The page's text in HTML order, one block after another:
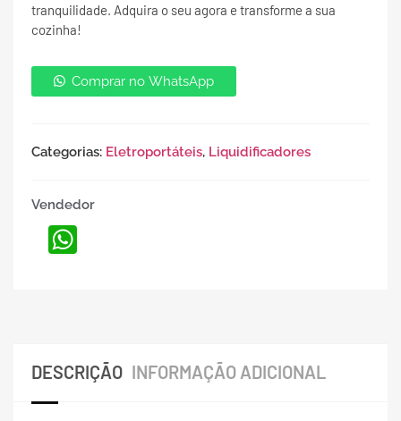
tranquilidade. Adquira o seu agora e transforme a sua
cozinha!
Comprar no WhatsApp
Categorias: Eletroportáteis, Liquidificadores
Vendedor
DESCRIÇÃO INFORMAÇÃO ADICIONAL